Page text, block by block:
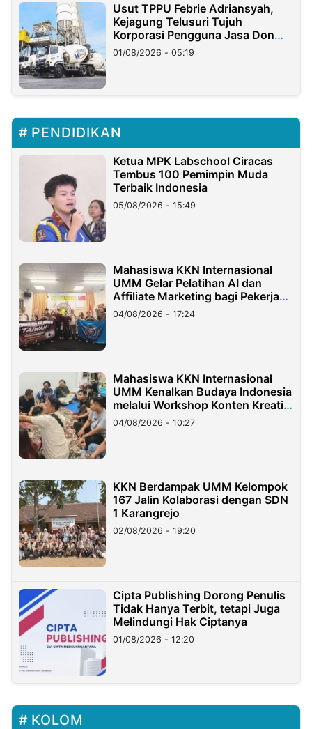
Usut TPPU Febrie Adriansyah,
Kejagung Telusuri Tujuh
Korporasi Pengguna Jasa Don
Ritto
01/08/2026 - 05:19
PENDIDIKAN
Ketua MPK Labschool Ciracas
Tembus 100 Pemimpin Muda
Terbaik Indonesia
05/08/2026 - 15:49
Mahasiswa KKN Internasional
UMM Gelar Pelatihan AI dan
Affiliate Marketing bagi Pekerja
Migran Indonesia di Taiwan
04/08/2026 - 17:24
Mahasiswa KKN Internasional
UMM Kenalkan Budaya Indonesia
melalui Workshop Konten Kreatif
di Taiwan
04/08/2026 - 10:27
KKN Berdampak UMM Kelompok
167 Jalin Kolaborasi dengan SDN
1 Karangrejo
02/08/2026 - 19:20
Cipta Publishing Dorong Penulis
Tidak Hanya Terbit, tetapi Juga
Melindungi Hak Ciptanya
01/08/2026 - 12:20
KOLOM